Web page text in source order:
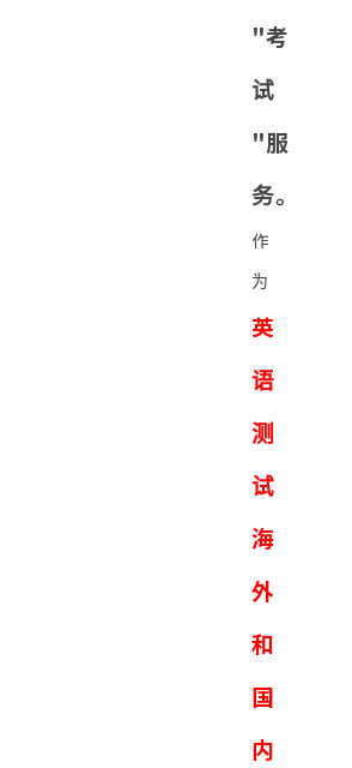
"考
试
"服
务。
作
为
英
语
测
试
海
外
和
国
内